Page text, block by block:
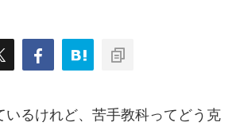
いるけれど、苦手教科ってどう克